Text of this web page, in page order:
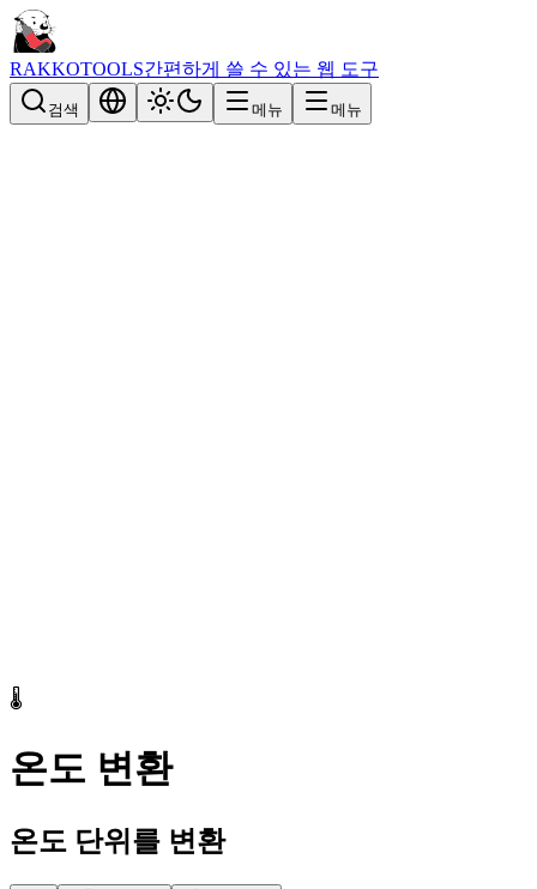
RAKKOTOOLS간편하게 쓸 수 있는 웹 도구
검색 메뉴 메뉴
🌡️
온도 변환
온도 단위를 변환